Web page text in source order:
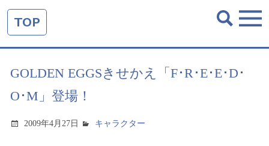
TOP
GOLDEN EGGSきせかえ「F･R･E･E･D･
O･M」登場！
2009年4月27日 キャラクター